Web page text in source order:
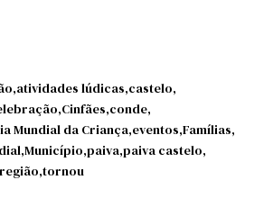
atividades lúdicas castelo
Cinfães conde
Mundial da Criança eventos Famílias
Município paiva paiva castelo
região tornou